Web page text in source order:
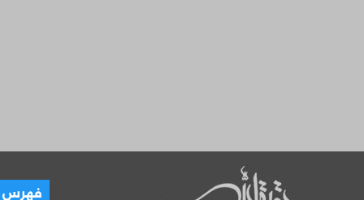
فهرس